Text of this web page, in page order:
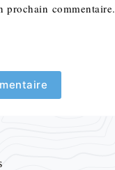
prochain commentaire.